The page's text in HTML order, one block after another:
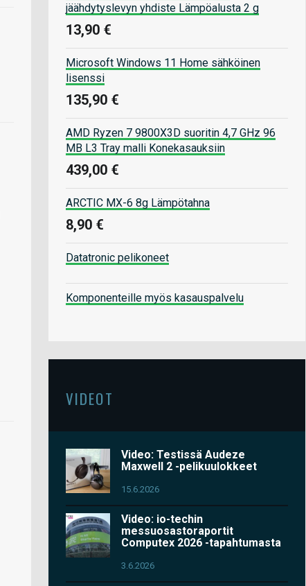
jäähdytyslevyn yhdiste Lämpöalusta 2 g
13,90 €
Microsoft Windows 11 Home sähköinen
lisenssi
135,90 €
AMD Ryzen 7 9800X3D suoritin 4,7 GHz 96
MB L3 Tray malli Konekasauksiin
439,00 €
ARCTIC MX-6 8g Lämpötahna
8,90 €
Datatronic pelikoneet
Komponenteille myös kasauspalvelu
VIDEOT
Video: Testissä Audeze
Maxwell 2 -pelikuulokkeet
15.6.2026
Video: io-techin
messuosastoraportit
Computex 2026 -tapahtumasta
3.6.2026